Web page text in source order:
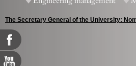
The Secretary General of the University:
positions in the Leadership Development